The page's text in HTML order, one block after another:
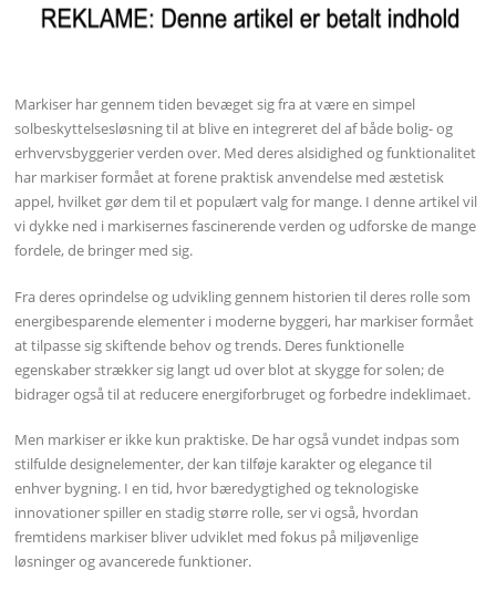
Markiser har gennem tiden bevæget sig fra at være en simpel
solbeskyttelsesløsning til at blive en integreret del af både bolig- og
erhvervsbyggerier verden over. Med deres alsidighed og funktionalitet
har markiser formået at forene praktisk anvendelse med æstetisk
appel, hvilket gør dem til et populært valg for mange. I denne artikel vil
vi dykke ned i markisernes fascinerende verden og udforske de mange
fordele, de bringer med sig.
Fra deres oprindelse og udvikling gennem historien til deres rolle som
energibesparende elementer i moderne byggeri, har markiser formået
at tilpasse sig skiftende behov og trends. Deres funktionelle
egenskaber strækker sig langt ud over blot at skygge for solen; de
bidrager også til at reducere energiforbruget og forbedre indeklimaet.
Men markiser er ikke kun praktiske. De har også vundet indpas som
stilfulde designelementer, der kan tilføje karakter og elegance til
enhver bygning. I en tid, hvor bæredygtighed og teknologiske
innovationer spiller en stadig større rolle, ser vi også, hvordan
fremtidens markiser bliver udviklet med fokus på miljøvenlige
løsninger og avancerede funktioner.